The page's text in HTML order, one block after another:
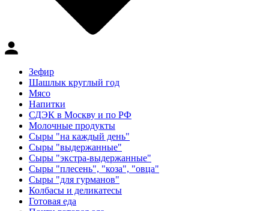
Зефир
Шашлык круглый год
Мясо
Напитки
СДЭК в Москву и по РФ
Молочные продукты
Сыры "на каждый день"
Сыры "выдержанные"
Сыры "экстра-выдержанные"
Сыры "плесень", "коза", "овца"
Сыры "для гурманов"
Колбасы и деликатесы
Готовая еда